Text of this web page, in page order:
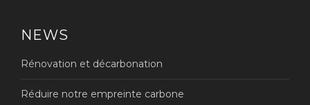
NEWS
Rénovation et décarbonation
Réduire notre empreinte carbone